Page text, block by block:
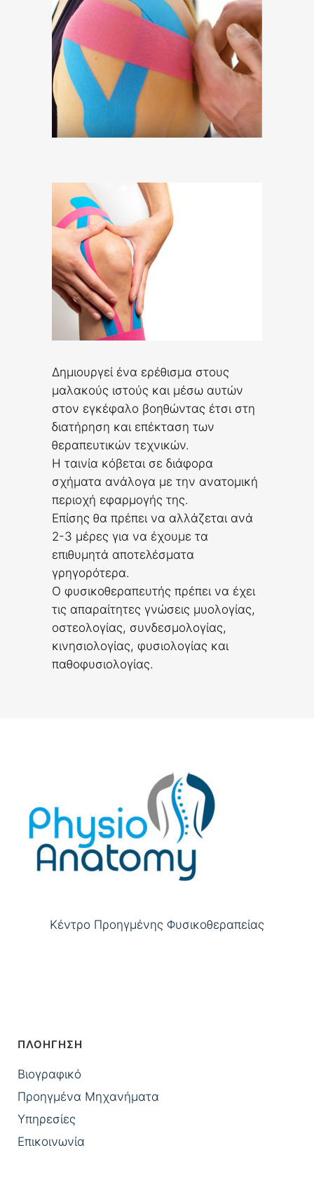
Δημιουργεί ένα ερέθισμα στους
μαλακούς ιστούς και μέσω αυτών
στον εγκέφαλο βοηθώντας έτσι στη
διατήρηση και επέκταση των
θεραπευτικών τεχνικών.
Η ταινία κόβεται σε διάφορα
σχήματα ανάλογα με την ανατομική
περιοχή εφαρμογής της.
Επίσης θα πρέπει να αλλάζεται ανά
2-3 μέρες για να έχουμε τα
επιθυμητά αποτελέσματα
γρηγορότερα.
Ο φυσικοθεραπευτής πρέπει να έχει
τις απαραίτητες γνώσεις μυολογίας,
οστεολογίας, συνδεσμολογίας,
κινησιολογίας, φυσιολογίας και
παθοφυσιολογίας.
Κέντρο Προηγμένης Φυσικοθεραπείας
ΠΛΟΗΓΗΣΗ
Βιογραφικό
Προηγμένα Μηχανήματα
Υπηρεσίες
Επικοινωνία